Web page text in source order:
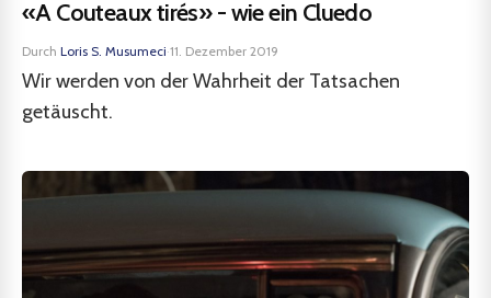
«A Couteaux tirés» - wie ein Cluedo
Durch Loris S. Musumeci·11. Dezember 2019
Wir werden von der Wahrheit der Tatsachen
getäuscht.